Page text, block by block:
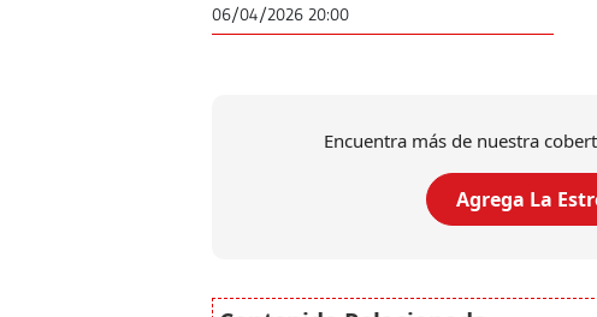
06/04/2026 20:00
Encuentra más de nuestra
Agrega La